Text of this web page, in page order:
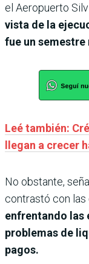
el Aeropuerto
vista de la
fue un semestre
Leé también:
llegan a crecer
No obstante,
contrastó con
enfrentando las
problemas de
pagos.